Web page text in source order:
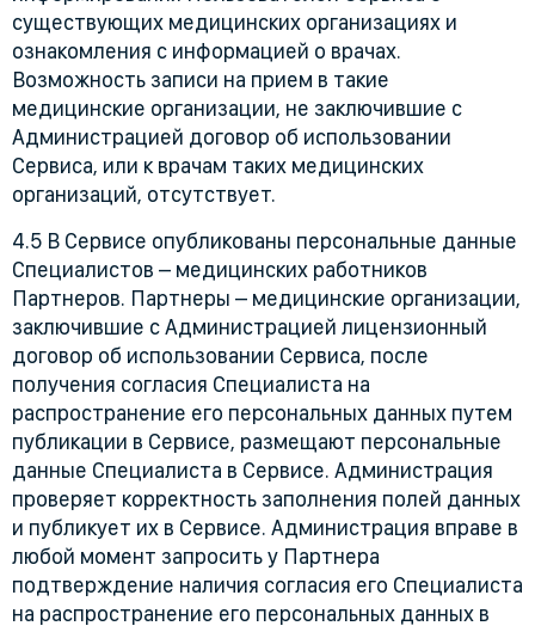
существующих медицинских организациях и
ознакомления с информацией о врачах.
Возможность записи на прием в такие
медицинские организации, не заключившие с
Администрацией договор об использовании
Сервиса, или к врачам таких медицинских
организаций, отсутствует.
4.5 В Сервисе опубликованы персональные данные
Специалистов – медицинских работников
Партнеров. Партнеры – медицинские организации,
заключившие с Администрацией лицензионный
договор об использовании Сервиса, после
получения согласия Специалиста на
распространение его персональных данных путем
публикации в Сервисе, размещают персональные
данные Специалиста в Сервисе. Администрация
проверяет корректность заполнения полей данных
и публикует их в Сервисе. Администрация вправе в
любой момент запросить у Партнера
подтверждение наличия согласия его Специалиста
на распространение его персональных данных в